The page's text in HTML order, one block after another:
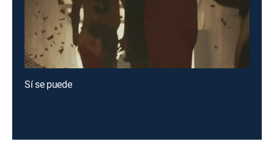
Sí se puede